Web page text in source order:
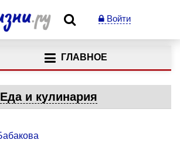
Войти
ГЛАВНОЕ
Еда и кулинария